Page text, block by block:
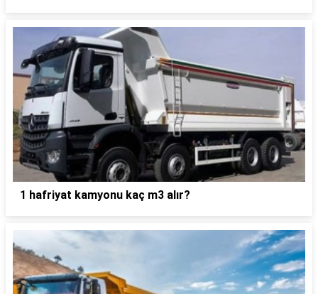
1 hafriyat kamyonu kaç m3 alır?